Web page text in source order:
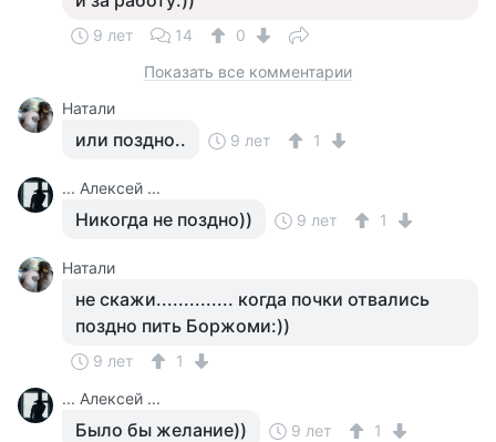
9 лет 14
0
Показать все комментарии
Натали
или поздно.. 9 лет 1
... Алексей ...
Никогда не поздно)) 9 лет 1
Натали
не скажи.............. когда почки отвались
поздно пить Боржоми:))
9 лет
1
... Алексей ...
Было бы желание)) 9 лет 1